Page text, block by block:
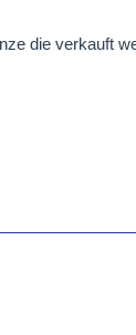
die verkauft